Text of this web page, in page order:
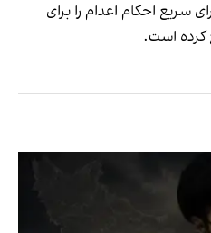
احکام اعدام را برای
کرده است.